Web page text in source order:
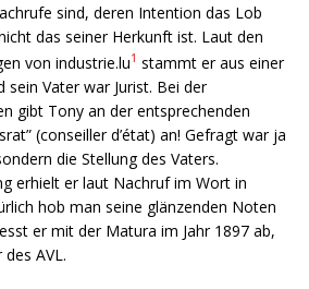
sind, deren Intention das Lob
das seiner Herkunft ist. Laut den
von industrie.lu1 stammt er aus einer
sein Vater war Jurist. Bei der
gibt Tony an der entsprechenden
(conseiller d’état) an! Gefragt war ja
die Stellung des Vaters.
erhielt er laut Nachruf im Wort in
hob man seine glänzenden Noten
er mit der Matura im Jahr 1897 ab,
AVL.